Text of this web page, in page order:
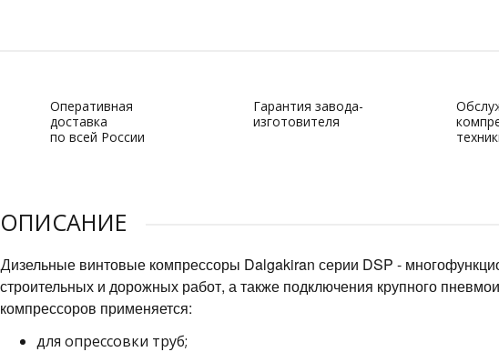
Оперативная
доставка
по всей России
Гарантия завода-
изготовителя
ОПИСАНИЕ
Дизельные винтовые компрессоры Dalgakiran серии DSP -
строительных и дорожных работ, а также подключения крупного
компрессоров применяется:
для опрессовки труб;